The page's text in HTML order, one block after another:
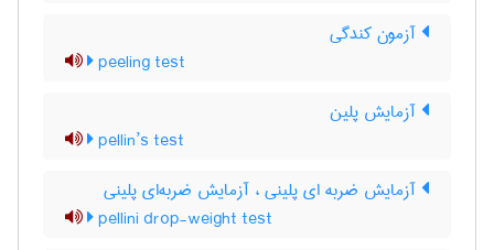
آزمون کندگی
peeling test
آزمایش پلین
pellin’s test
آزمایش ضربه ای پلینی ، آزمایش ضربه‌ای پلینی
pellini drop-weight test